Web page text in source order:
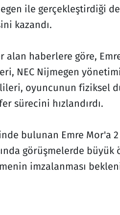
ile gerçekleştirdiği
kazandı.
alan haberlere göre,
NEC Nijmegen
oyuncunun fiziksel
sürecini hızlandırdı.
bulunan Emre Mor'a 2
görüşmelerde büyük
imzalanması